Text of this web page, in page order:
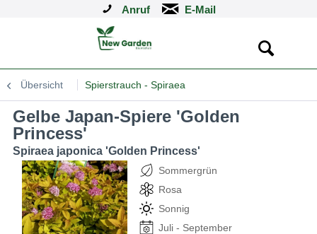
Anruf
Übersicht Spierstrauch - Spiraea
Gelbe Japan-Spiere 'Golden
Princess'
Spiraea japonica 'Golden Princess'
Sommergrün
Rosa
Sonnig
Juli - September